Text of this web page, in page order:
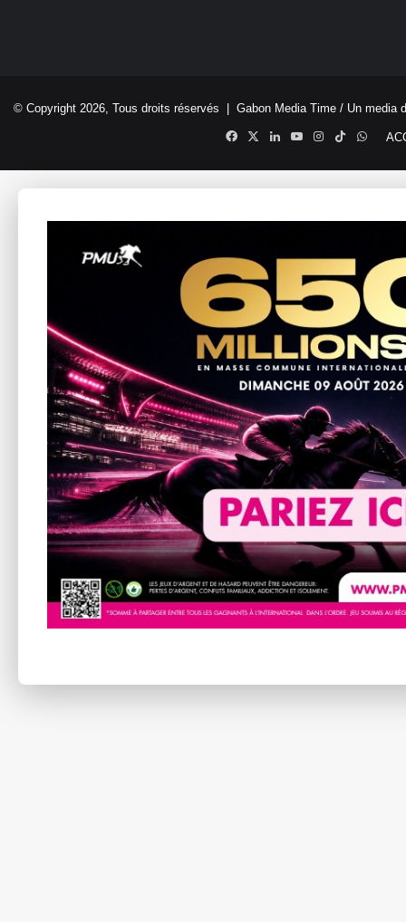
© Copyright 2026, Tous droits réservés | Gabon Media Time / Un media
Facebook
X LinkedinYouTubeInstagram
TikTok